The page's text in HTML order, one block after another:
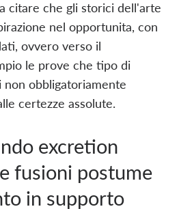
citare che gli storici dell'arte
nel opportunita, con
ovvero verso il
le prove che tipo di
obbligatoriamente
certezze assolute.
excretion
fusioni postume
in supporto